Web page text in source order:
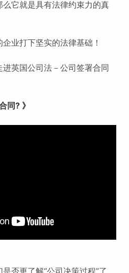
它就是具有法律约束力的真
业打下坚实的法律基础！
英国公司法－公司签署合同
同? 》